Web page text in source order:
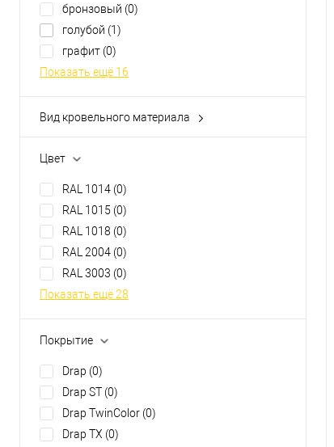
бронзовый (0)
голубой (1)
графит (0)
Показать ещё 16
Вид кровельного материала
H-профиль(0)
j-профиль
J-фаска (0)
молдинг (0)
Показать ещё 20
Цвет
RAL 1014 (0)
RAL 1015 (0)
RAL 1018 (0)
RAL 2004 (0)
RAL 3003 (0)
Показать ещё 28
Покрытие
Drap (0)
Drap ST (0)
Drap TwinColor (0)
Drap TX (0)